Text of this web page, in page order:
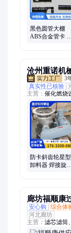
黑色圆管大棚
ABS合金管卡
沧州重诺机
3
真实性已核验
主营： 催化燃烧
型卸料器、皮
器、粉尘加湿
烟净化器、喷
灰消化器、料
焦油器、打散机
防卡斜齿轮星型
卸料器 焊接旋转
廊坊福顺康
安心购
综合体
河北廊坊
主营： 滤芯滤筒
滤筒滤芯、除